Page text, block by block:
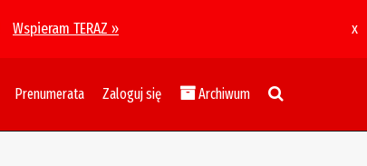
Wspieram TERAZ » x
Prenumerata Zaloguj się Archiwum